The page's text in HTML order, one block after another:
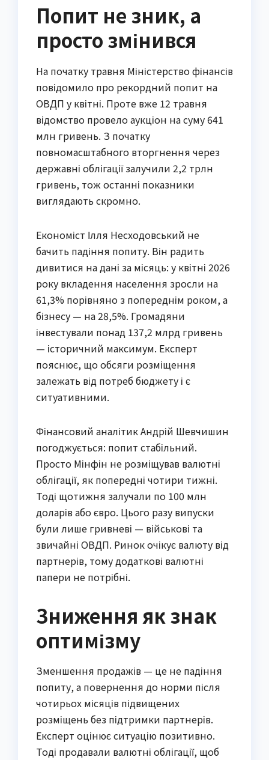
Попит не зник, а
просто змінився
На початку травня Міністерство фінансів
повідомило про рекордний попит на
ОВДП у квітні. Проте вже 12 травня
відомство провело аукціон на суму 641
млн гривень. З початку
повномасштабного вторгнення через
державні облігації залучили 2,2 трлн
гривень, тож останні показники
виглядають скромно.
Економіст Ілля Несходовський не
бачить падіння попиту. Він радить
дивитися на дані за місяць: у квітні 2026
року вкладення населення зросли на
61,3% порівняно з попереднім роком, а
бізнесу — на 28,5%. Громадяни
інвестували понад 137,2 млрд гривень
— історичний максимум. Експерт
пояснює, що обсяги розміщення
залежать від потреб бюджету і є
ситуативними.
Фінансовий аналітик Андрій Шевчишин
погоджується: попит стабільний.
Просто Мінфін не розміщував валютні
облігації, як попередні чотири тижні.
Тоді щотижня залучали по 100 млн
доларів або євро. Цього разу випуски
були лише гривневі — військові та
звичайні ОВДП. Ринок очікує валюту від
партнерів, тому додаткові валютні
папери не потрібні.
Зниження як знак
оптимізму
Зменшення продажів — це не падіння
попиту, а повернення до норми після
чотирьох місяців підвищених
розміщень без підтримки партнерів.
Експерт оцінює ситуацію позитивно.
Тоді продавали валютні облігації, щоб